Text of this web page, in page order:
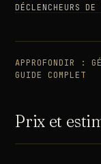
DÉCLENCHEURS
APPROFONDIR :
GUIDE COMPLET
Prix et